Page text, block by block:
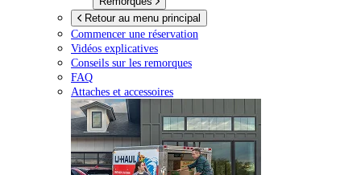
Retour au menu principal
Commencer une réservation
Vidéos explicatives
Conseils sur les remorques
FAQ
Attaches et accessoires